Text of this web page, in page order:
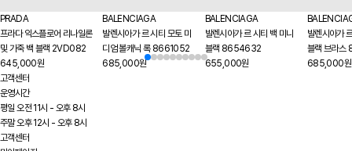
PRADA
프라다 익스플로어 리나일론
및 가죽 백 블랙 2VD082
645,000원
BALENCIAGA
발렌시아가 르 시티 모토 미
디엄 볼캐닉 록 8661052
685,000원
BALENCIAGA
발렌시아가 르 시티 백 미니
블랙 8654632
655,000원
발렌시아가
블랙 브라
685,000원
고객센터
운영시간
평일 오전 11시 - 오후 8시
주말 오후 12시 - 오후 8시
고객센터